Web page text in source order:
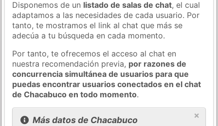
Disponemos de un listado de salas de chat, el cual
adaptamos a las necesidades de cada usuario. Por
tanto, te mostramos el link al chat que más se
adecúa a tu búsqueda en cada momento.
Por tanto, te ofrecemos el acceso al chat en
nuestra recomendación previa, por razones de
concurrencia simultánea de usuarios para que
puedas encontrar usuarios conectados en el chat
de Chacabuco en todo momento.
×
Más datos de Chacabuco